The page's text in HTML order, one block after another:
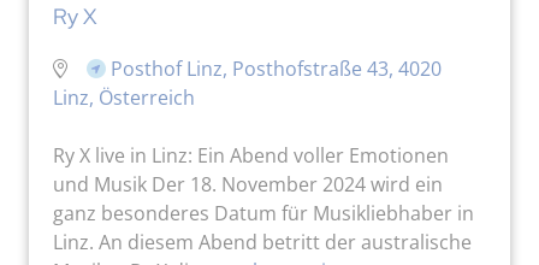
Ry X
Posthof Linz, Posthofstraße 43, 4020
Linz, Österreich
Ry X live in Linz: Ein Abend voller Emotionen
und Musik Der 18. November 2024 wird ein
ganz besonderes Datum für Musikliebhaber in
Linz. An diesem Abend betritt der australische